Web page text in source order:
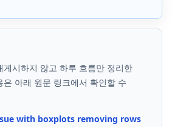
게시하지 않고 하루 흐름만 정리한
아래 원문 링크에서 확인할 수
with boxplots removing rows